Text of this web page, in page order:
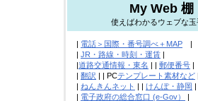
My Web 棚
使えばわかるウェブな
| 電話＞国際・番号調べ＋MAP|
| JR・路線・時刻・運賃|
|道路交通情報・東名 | | 郵便番号|
| 翻訳 | | PCテンプレート素材など|
| ねんきんネット | | けんぽ・静岡 |
| 電子政府の総合窓口 (e-Gov）
|